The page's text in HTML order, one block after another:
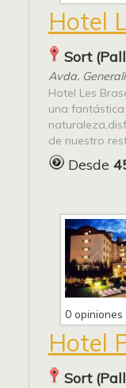
Hotel
Sort
Avda.
Hotel Les
una
de nuestro
Desde
0 opiniones
Hotel
Sort